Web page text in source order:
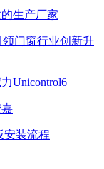
生产厂家
领门窗行业创新升
Unicontrol6
安装流程